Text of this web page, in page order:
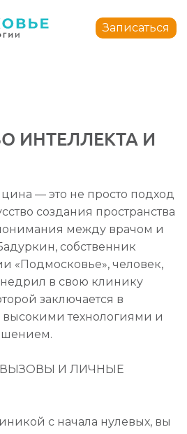
область , Ярославль,ул.
Записаться
ИНТЕЛЛЕКТА И
область,Ярославль,
podmoskovie.ru
область,Ярославль,
podmoskovie.ru
— это не просто подход
создания пространства
между врачом и
собственник
«Подмосковье», человек,
в свою клинику
заключается в
технологиями и
И ЛИЧНЫЕ
с начала нулевых, вы